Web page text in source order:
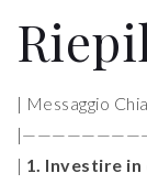
| Messaggio
| 1. Investire